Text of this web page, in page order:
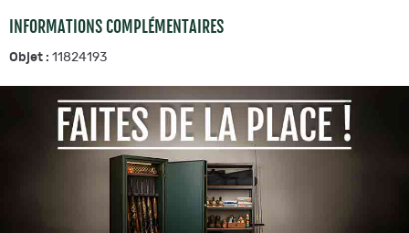
INFORMATIONS COMPLÉMENTAIRES
Objet : 11824193